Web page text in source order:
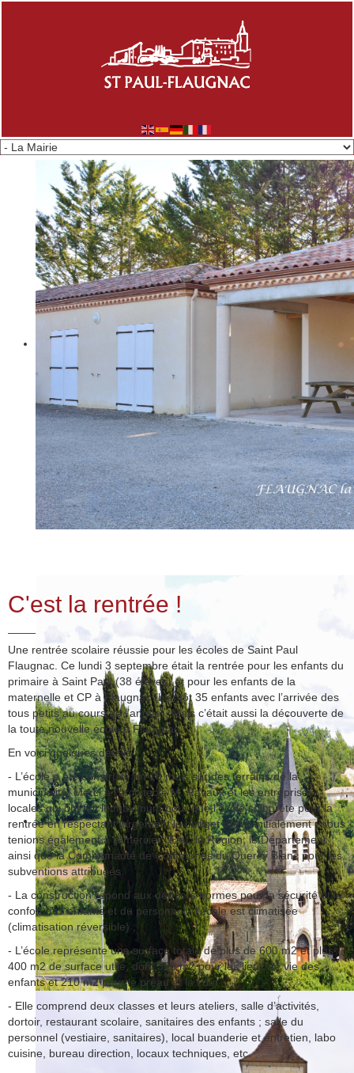
C'est la rentrée !
Une rentrée scolaire réussie pour les écoles de Saint Paul
Flaugnac. Ce lundi 3 septembre était la rentrée pour les enfants du
primaire à Saint Paul (38 élèves) et pour les enfants de la
maternelle et CP à Flaugnac (bientôt 35 enfants avec l’arrivée des
tous petits au cours de l’année). Mais c’était aussi la découverte de
la toute nouvelle école à Flaugnac.
En voici quelques détails :
- L’école a été construite en 10 mois sur des terrains de la
municipalité. Merci à l’architecte M. Ravaux et les entreprises
locales qui ont fait le maximum pour que l’école soit prête pour la
rentrée en respectant largement le budget prévu initialement ; nous
tenions également à remercier l'Etat, la Région, le Département
ainsi que la Communauté de Communes du Quercy Blanc pour les
subventions attribuées.
- La construction répond aux derniers normes pour la sécurité et le
confort des enfants et du personnel ; l’école est climatisée
(climatisation réversible) ;
- L’école représente une surface totale de plus de 600 m2 et plus
400 m2 de surface utile, dont 325 m2 pour les lieux de vie des
enfants et 210 m2 pour le préau et la cour.
- Elle comprend deux classes et leurs ateliers, salle d’activités,
dortoir, restaurant scolaire, sanitaires des enfants ; salle du
personnel (vestiaire, sanitaires), local buanderie et entretien, labo
cuisine, bureau direction, locaux techniques, etc.